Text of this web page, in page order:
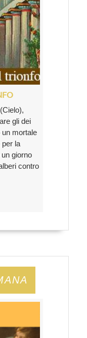
gli dei
mortale
per la
giorno
contro